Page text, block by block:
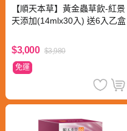
【順天本草】黃金蟲草飲-紅景
天添加(14mlx30入) 送6入乙盒
$3,000 $3,980
免運